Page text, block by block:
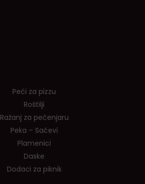
Peći za pizzu
Roštilji
Ražanj za pečenjaru
Peka – Sačevi
Plamenici
Daske
Dodaci za piknik